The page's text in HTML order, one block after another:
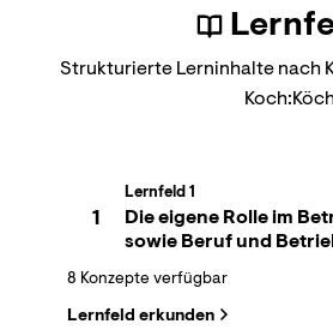
Strukturierte Lerninhalte nach
1
Lernfeld 1
Die eigene Rolle im
sowie Beruf und
8 Konzepte verfügbar
Lernfeld erkunden